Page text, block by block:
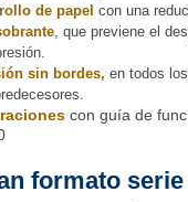
de papel con una
, que previene el
sin bordes, en todos
con guía de
formato serie